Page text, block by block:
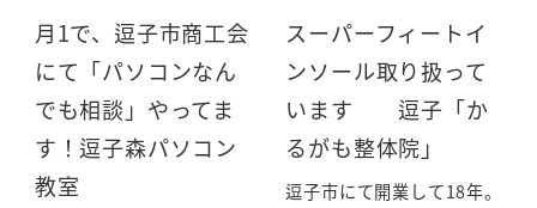
月1で、逗子市商工会
にて「パソコンなん
でも相談」やってま
す！逗子森パソコン
教室
スーパーフィートイ
ンソール取り扱って
います 逗子「か
るがも整体院」
逗子市にて開業して18年。